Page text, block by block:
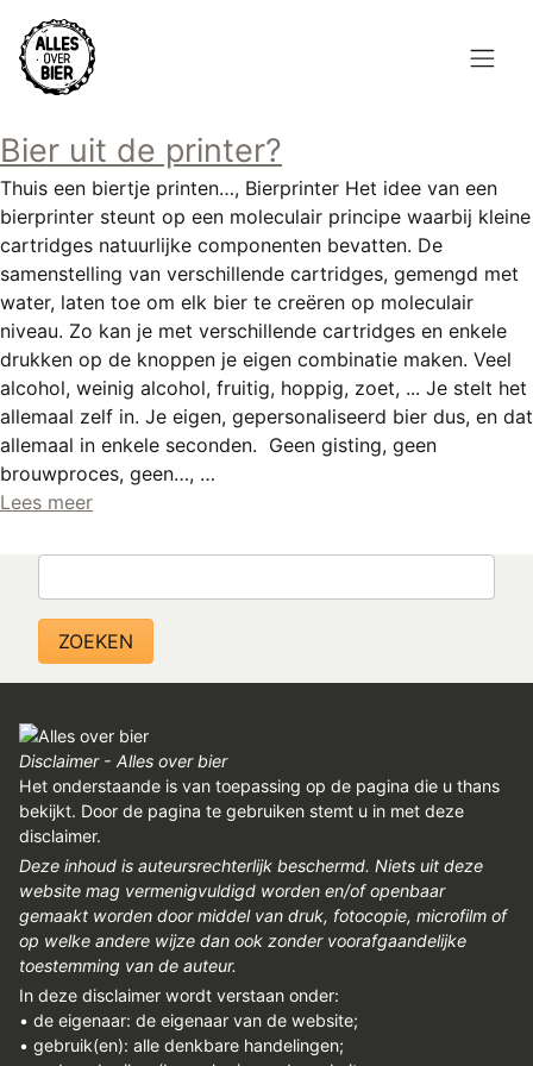
Overslaan
en
naar
gaan
Topmenu
PERS/PUBLICATIES
LINKS
Hoofdnavigatie
HOME
BROUWEN
BLOG
AANBOD
AGENDA
CONTACT
Bier uit de printer?
Thuis een biertje printen…, Bierprinter Het idee van een
bierprinter steunt op een moleculair principe waarbij kleine
cartridges natuurlijke componenten bevatten. De
samenstelling van verschillende cartridges, gemengd met
water, laten toe om elk bier te creëren op moleculair
niveau. Zo kan je met verschillende cartridges en enkele
drukken op de knoppen je eigen combinatie maken. Veel
alcohol, weinig alcohol, fruitig, hoppig, zoet, ... Je stelt het
allemaal zelf in. Je eigen, gepersonaliseerd bier dus, en dat
allemaal in enkele seconden. Geen gisting, geen
brouwproces, geen…, …
Lees meer
Disclaimer - Alles over bier
Het onderstaande is van toepassing op de pagina die u thans
bekijkt. Door de pagina te gebruiken stemt u in met deze
disclaimer.
Deze inhoud is auteursrechterlijk beschermd. Niets uit deze
website mag vermenigvuldigd worden en/of openbaar
gemaakt worden door middel van druk, fotocopie, microfilm of
op welke andere wijze dan ook zonder voorafgaandelijke
toestemming van de auteur.
In deze disclaimer wordt verstaan onder:
• de eigenaar: de eigenaar van de website;
• gebruik(en): alle denkbare handelingen;